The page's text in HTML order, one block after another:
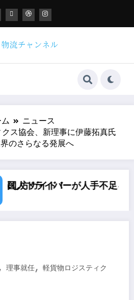
ニュース
ス協会、新理事に伊藤拓真氏
のさらなる発展へ
手不足を救う？現状とこれか
スマー
理事就任, 軽貨物ロジスティク